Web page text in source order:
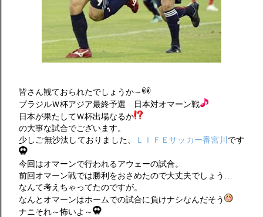
皆さん観ておられたでしょうか～
ブラジルＷ杯アジア最終予選 日本対オマーン戦
日本が果たしてＷ杯出場なるか
の大事な試合でございます。
少しご無沙汰しておりました、
ＬＩＦＥサッカー番宮川 です
今回はオマーンで行われるアウェーの試合。
前回オマーン戦では勝利をおさめたので大丈夫でしょう…
なんて考えちゃってたのですが。
なんとオマーンはホームでの試合に負けナシなんだそう
ナニそれ～怖いよ～